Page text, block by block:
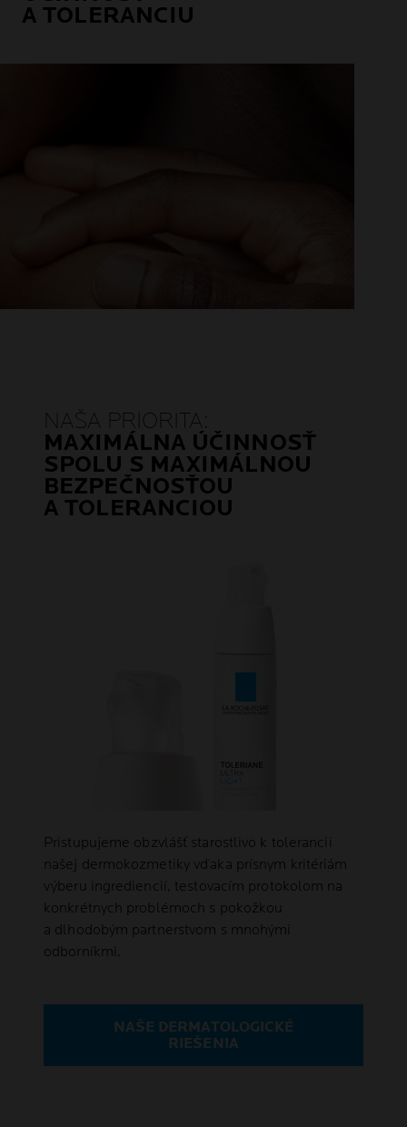
A TOLERANCIU
NAŠA PRIORITA:
MAXIMÁLNA ÚČINNOSŤ
SPOLU S MAXIMÁLNOU
BEZPEČNOSŤOU
A TOLERANCIOU
Pristupujeme obzvlášť starostlivo k tolerancii
našej dermokozmetiky vďaka prísnym kritériám
výberu ingrediencií, testovacím protokolom na
konkrétnych problémoch s pokožkou
a dlhodobým partnerstvom s mnohými
odborníkmi.
NAŠE DERMATOLOGICKÉ
RIEŠENIA